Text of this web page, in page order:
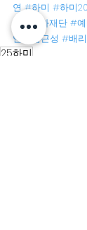
연 #하미 #하미
서울문화재단 #예
연
#접근성 #배
25하미